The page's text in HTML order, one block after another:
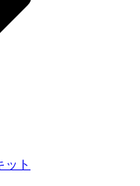
ット